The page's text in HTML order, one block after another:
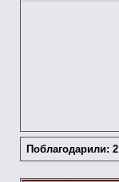
Поблагодарили: 2